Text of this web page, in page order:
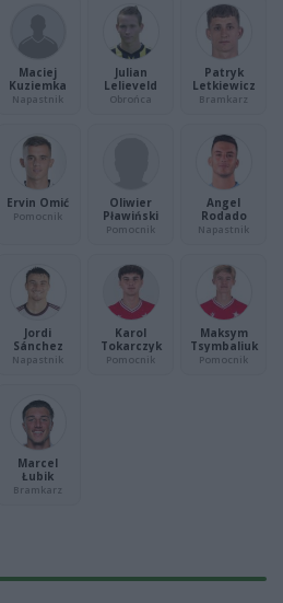
Maciej
Kuziemka
Napastnik
Julian
Lelieveld
Obrońca
Patryk
Letkiewicz
Bramkarz
Ervin Omić
Pomocnik
Oliwier
Pławiński
Pomocnik
Angel
Rodado
Napastnik
Jordi
Sánchez
Napastnik
Karol
Tokarczyk
Pomocnik
Maksym
Tsymbaliuk
Pomocnik
Marcel
Łubik
Bramkarz